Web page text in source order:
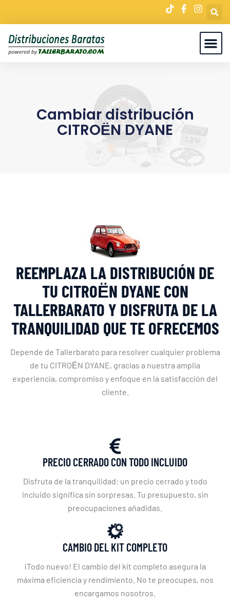
Cambiar distribución
CITROЁN DYANE
REEMPLAZA LA DISTRIBUCIÓN DE
TU CITROЁN DYANE CON
TALLERBARATO Y DISFRUTA DE LA
TRANQUILIDAD QUE TE OFRECEMOS
Depende de Tallerbarato para resolver cualquier problema
de tu CITROЁN DYANE, gracias a nuestra amplia
experiencia, compromiso y enfoque en la satisfacción del
cliente.
PRECIO CERRADO CON TODO INCLUIDO
Disfruta de la tranquilidad: un precio cerrado y todo
incluido significa sin sorpresas. Tu presupuesto, sin
preocupaciones añadidas.
CAMBIO DEL KIT COMPLETO
¡Todo nuevo! El cambio del kit completo asegura la
máxima eficiencia y rendimiento. No te preocupes, nos
encargamos nosotros.